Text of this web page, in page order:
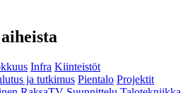
Infra Kiinteistöt
ja tutkimus Pientalo Projektit